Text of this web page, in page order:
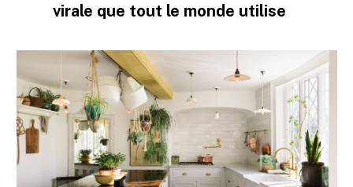
virale que tout le monde utilise